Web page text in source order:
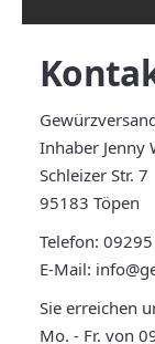
Inhaber Jenny
Schleizer Str. 7
95183 Töpen
Telefon:
E-Mail:
Sie erreichen
Mo. - Fr. von